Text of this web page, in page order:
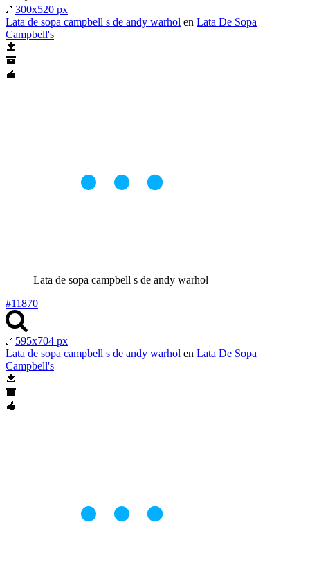
300x520 px
Lata de sopa campbell s de andy warhol en Lata De Sopa
Campbell's
Lata de sopa campbell s de andy warhol
#11870
595x704 px
Lata de sopa campbell s de andy warhol en Lata De Sopa
Campbell's